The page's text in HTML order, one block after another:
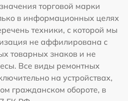
торговой марки
в информационных целях
техники, с которой мы
не аффилирована с
товарных знаков и не
Все виды ремонтных
на устройствах,
гражданском обороте, в